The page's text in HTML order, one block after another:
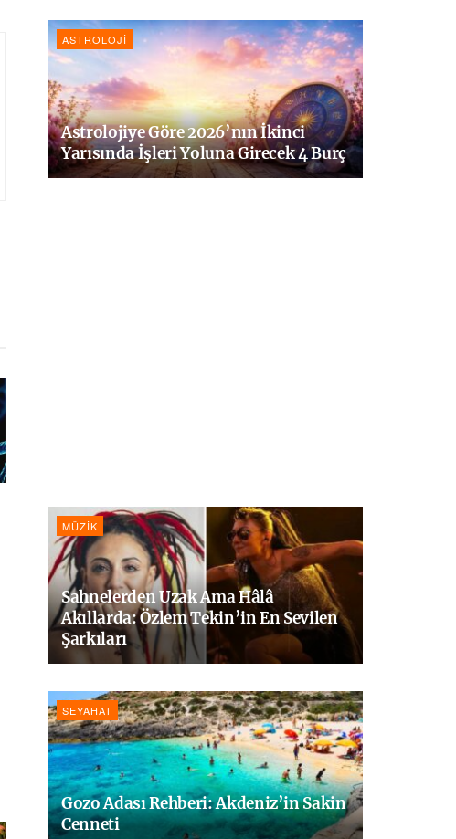
ASTROLOJI
Astrolojiye Göre 2026’nın İkinci
Yarısında İşleri Yoluna Girecek 4 Burç
MÜZIK
Sahnelerden Uzak Ama Hâlâ
Akıllarda: Özlem Tekin’in En Sevilen
Şarkıları
SEYAHAT
Gozo Adası Rehberi: Akdeniz’in Sakin
Cenneti